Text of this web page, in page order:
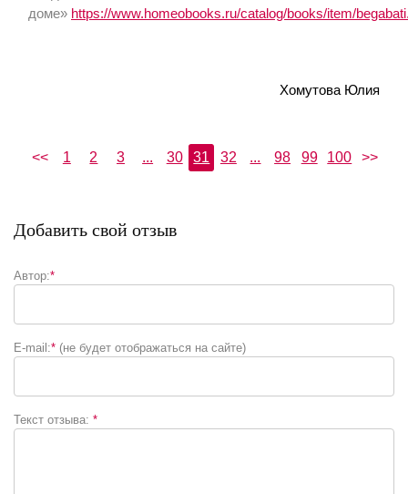
доме» https://www.homeobooks.ru/catalog/books/item/
Хомутова Юлия
<< 1 2 3 ... 30 31 32 ... 98 99 100 >>
Добавить свой отзыв
Автор:*
E-mail:* (не будет отображаться на сайте)
Текст отзыва: *